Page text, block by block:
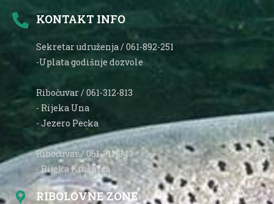
KONTAKT INFO
Sekretar udruženja / 061-892-251
-Uplata godišnje dozvole
Ribočuvar / 061-312-813
- Rijeka Una
- Jezero Pecka
Ribočuvar / 061-311-843
- Rijeka Krušnica
RIBOLOVNE ZONE